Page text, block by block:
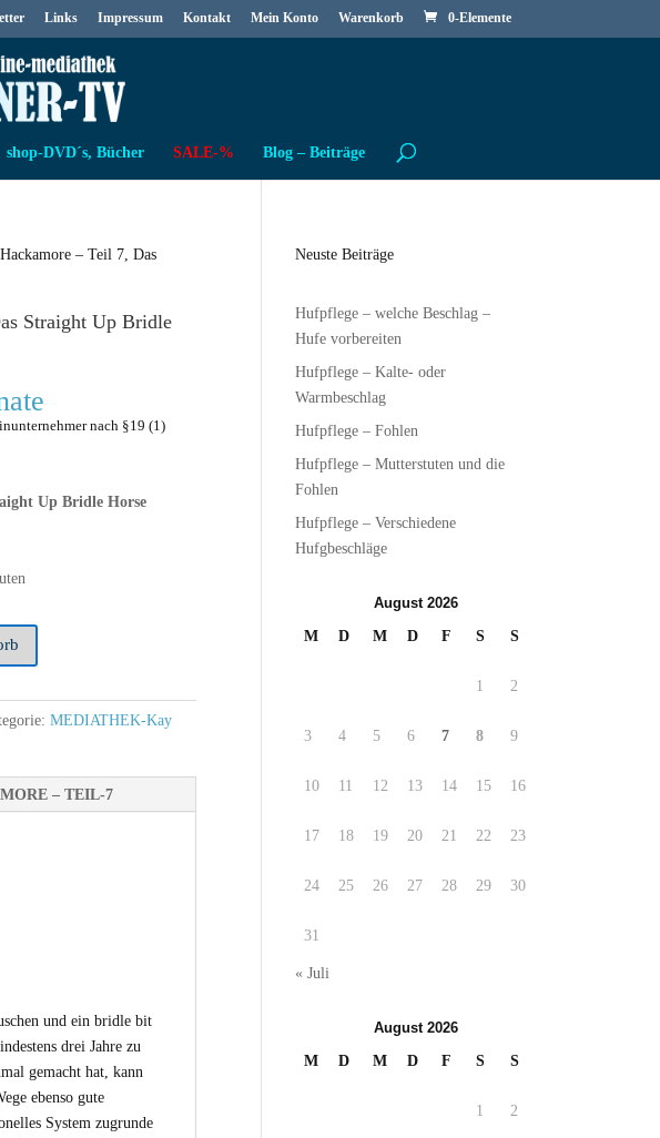
Links Impressum Kontakt Mein Konto Warenkorb 0-Elemente
shop-DVD´s, Bücher SALE-% Blog – Beiträge
– Teil 7, Das
Straight Up Bridle
nach §19 (1)
Up Bridle Horse
e
r
a
MEDIATHEK-Kay
– TEIL-7
und ein bridle bit
drei Jahre zu
gemacht hat, kann
ebenso gute
System zugrunde
Neuste Beiträge
Hufpflege – welche Beschlag –
Hufe vorbereiten
Hufpflege – Kalte- oder
Warmbeschlag
Hufpflege – Fohlen
Hufpflege – Mutterstuten und die
Fohlen
Hufpflege – Verschiedene
Hufgbeschläge
August 2026
M
D M D F S S
1 2
3 4 5 6 7 8 9
10 11 12 13 14 15 16
17 18 19 20 21 22 23
24 25 26 27 28 29 30
31
« Juli
August 2026
M
D M D F S S
1 2